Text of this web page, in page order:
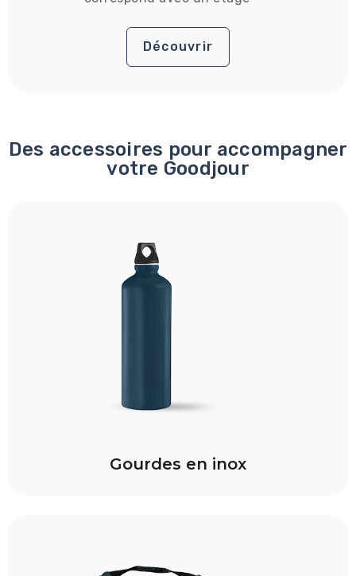
Découvrir
Des accessoires pour accompagner
votre Goodjour
Gourdes en inox